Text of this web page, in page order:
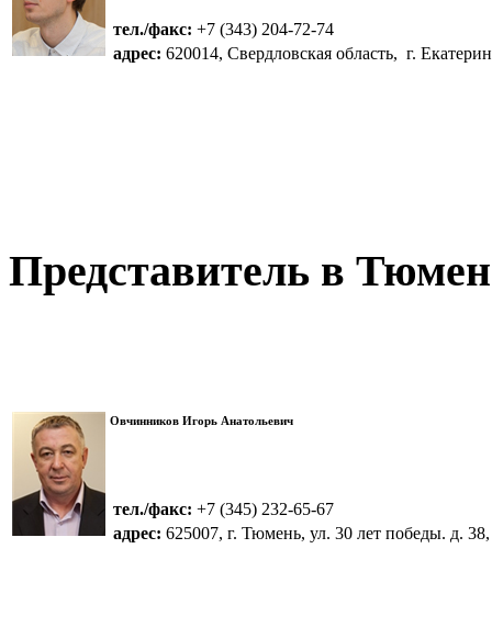
тел./факс: +7 (343) 204-72-74
адрес: 620014, Свердловская область, г.
Представитель в
Овчинников Игорь Анатольевич
тел./факс: +7 (345) 232-65-67
адрес: 625007, г. Тюмень, ул. 30 лет победы. д.